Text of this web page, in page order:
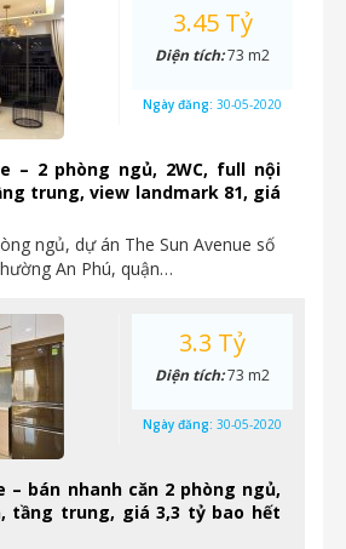
– 2 phòng ngủ, 2WC, full nội
trung, view landmark 81, giá
ngủ, dự án The Sun Avenue số
An Phú, quận…
3.45 Tỷ
Diện tích:73 m2
Ngày đăng: 30-05-2020
– bán nhanh căn 2 phòng ngủ,
tầng trung, giá 3,3 tỷ bao hết
3.3 Tỷ
Diện tích:73 m2
Ngày đăng: 30-05-2020